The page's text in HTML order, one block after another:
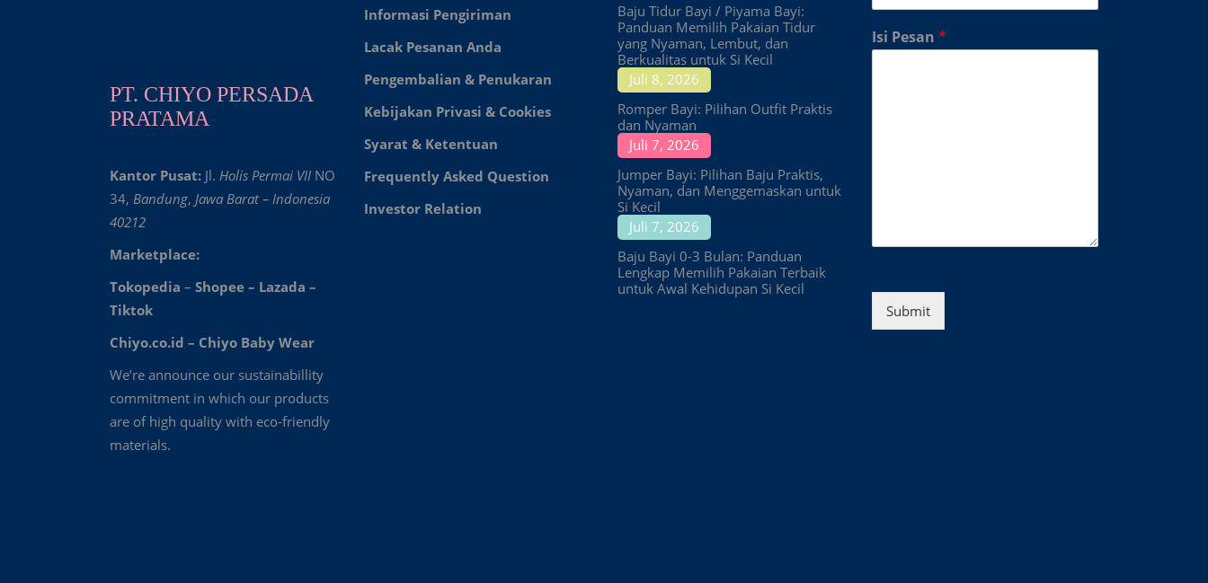
PT. CHIYO PERSADA
PRATAMA
Kantor Pusat: Jl. Holis Permai VII NO
34, Bandung, Jawa Barat – Indonesia
40212
Marketplace:
Tokopedia – Shopee – Lazada –
Tiktok
Chiyo.co.id – Chiyo Baby Wear
We’re announce our sustainabillity
commitment in which our products
are of high quality with eco-friendly
materials.
Informasi Pengiriman
Lacak Pesanan Anda
Pengembalian & Penukaran
Kebijakan Privasi & Cookies
Syarat & Ketentuan
Frequently Asked Question
Investor Relation
Baju Tidur Bayi / Piyama Bayi:
Panduan Memilih Pakaian Tidur
yang Nyaman, Lembut, dan
Berkualitas untuk Si Kecil
Juli 8, 2026
Romper Bayi: Pilihan Outfit Praktis
dan Nyaman
Juli 7, 2026
Jumper Bayi: Pilihan Baju Praktis,
Nyaman, dan Menggemaskan untuk
Si Kecil
Juli 7, 2026
Baju Bayi 0-3 Bulan: Panduan
Lengkap Memilih Pakaian Terbaik
untuk Awal Kehidupan Si Kecil
Isi Pesan *
Submit